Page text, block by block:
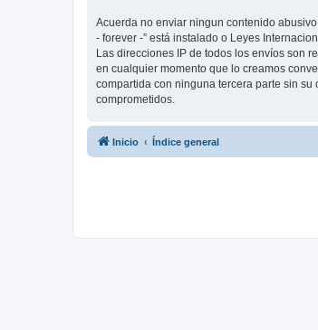
Acuerda no enviar ningun contenido
- forever -” está instalado o Leyes
Las direcciones IP de todos los envíos son
en cualquier momento que lo creamos
compartida con ninguna tercera parte sin
comprometidos.
Inicio Índice general